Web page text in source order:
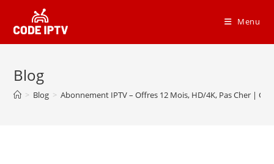
Menu
Blog
> Blog > Abonnement IPTV – Offres 12 Mois, HD/4K, Pas Cher |